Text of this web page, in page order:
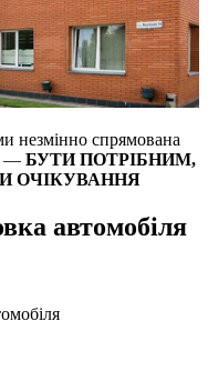
незмінно спрямована
— БУТИ ПОТРІБНИМ,
ОЧІКУВАННЯ
автомобіля